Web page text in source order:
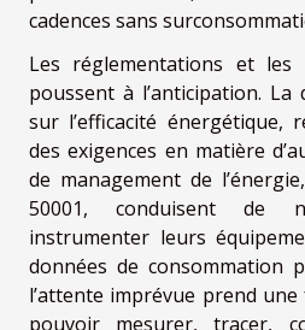
cadences sans
Les réglementations et les
poussent à l’anticipation. La
sur l’efficacité énergétique,
des exigences en matière
de management de
50001, conduisent de
instrumenter leurs
données de consommation
l’attente imprévue prend
pouvoir mesurer, tracer,